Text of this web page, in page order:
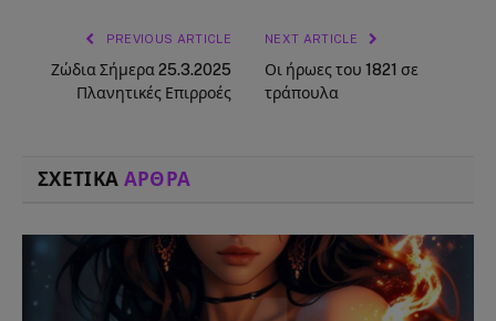
PREVIOUS ARTICLE
Ζώδια Σήμερα 25.3.2025
Πλανητικές Επιρροές
NEXT ARTICLE
Οι ήρωες του 1821 σε
τράπουλα
ΣΧΕΤΙΚΑ ΑΡΘΡΑ